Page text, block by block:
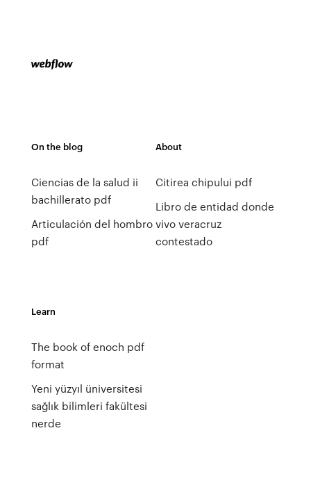
On the blog
Ciencias de la salud ii
bachillerato pdf
Articulación del hombro
pdf
About
Citirea chipului pdf
Libro de entidad donde
vivo veracruz
contestado
Learn
The book of enoch pdf
format
Yeni yüzyıl üniversitesi
sağlık bilimleri fakültesi
nerde